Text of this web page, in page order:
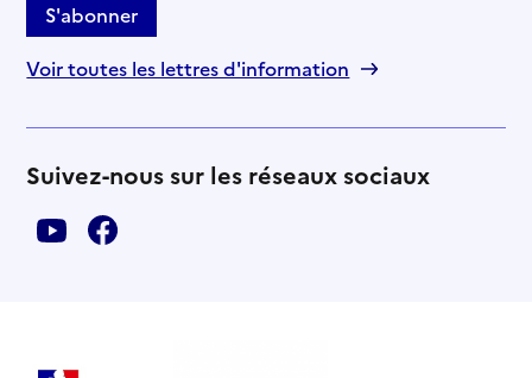
S'abonner
Voir toutes les lettres d'information
Suivez-nous sur les réseaux sociaux